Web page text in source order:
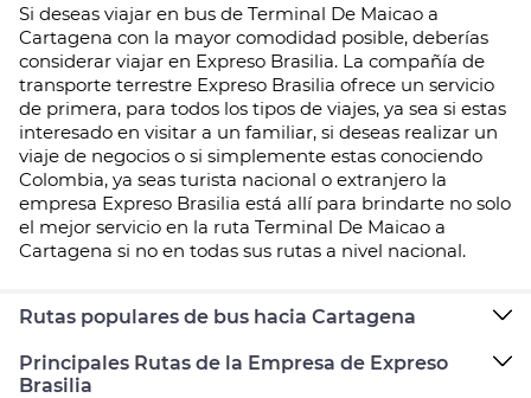
Si deseas viajar en bus de Terminal De Maicao a
Cartagena con la mayor comodidad posible, deberías
considerar viajar en Expreso Brasilia. La compañía de
transporte terrestre Expreso Brasilia ofrece un servicio
de primera, para todos los tipos de viajes, ya sea si estas
interesado en visitar a un familiar, si deseas realizar un
viaje de negocios o si simplemente estas conociendo
Colombia, ya seas turista nacional o extranjero la
empresa Expreso Brasilia está allí para brindarte no solo
el mejor servicio en la ruta Terminal De Maicao a
Cartagena si no en todas sus rutas a nivel nacional.
Rutas populares de bus hacia Cartagena
Principales Rutas de la Empresa de Expreso
Brasilia